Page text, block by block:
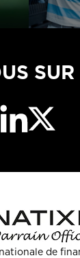
SUR
de